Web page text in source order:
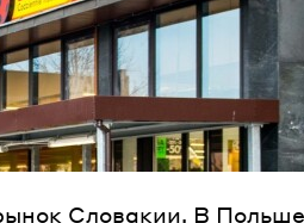
Словакии. В Польше